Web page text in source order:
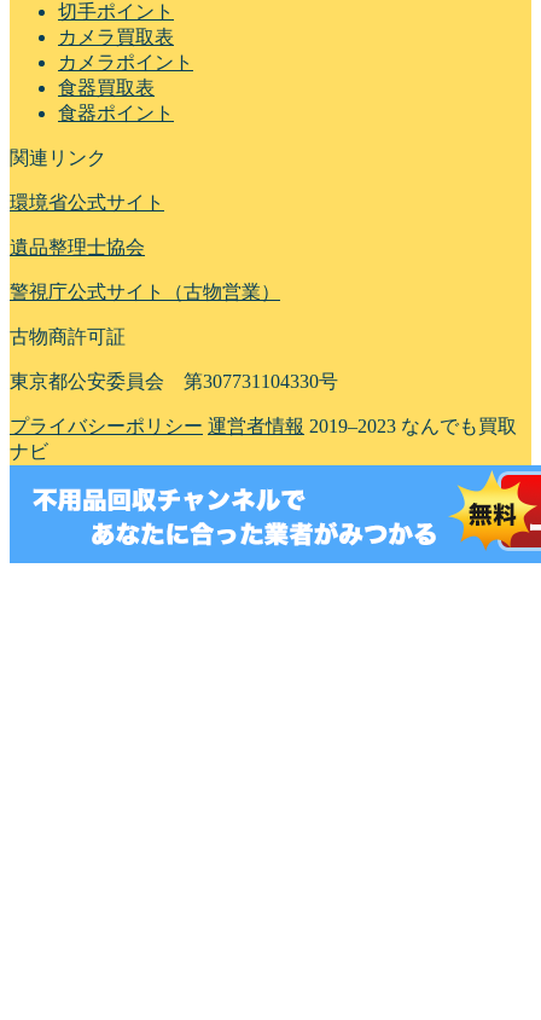
切手ポイント
カメラ買取表
カメラポイント
食器買取表
食器ポイント
関連リンク
環境省公式サイト
遺品整理士協会
警視庁公式サイト（古物営業）
古物商許可証
東京都公安委員会 第307731104330号
プライバシーポリシー 運営者情報 2019–2023 なんでも買取
ナビ